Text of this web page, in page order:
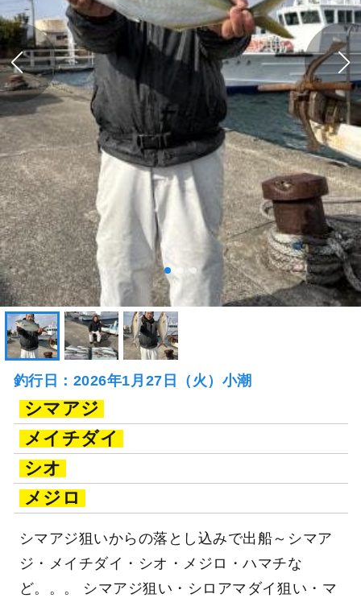
釣行日：2026年1月27日（火）小潮
シマアジ
メイチダイ
シオ
メジロ
シマアジ狙いからの落とし込みで出船～シマア
ジ・メイチダイ・シオ・メジロ・ハマチな
ど。。。 シマアジ狙い・シロアマダイ狙い・マ